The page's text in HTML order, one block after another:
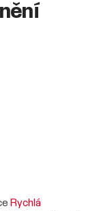
Rychlá